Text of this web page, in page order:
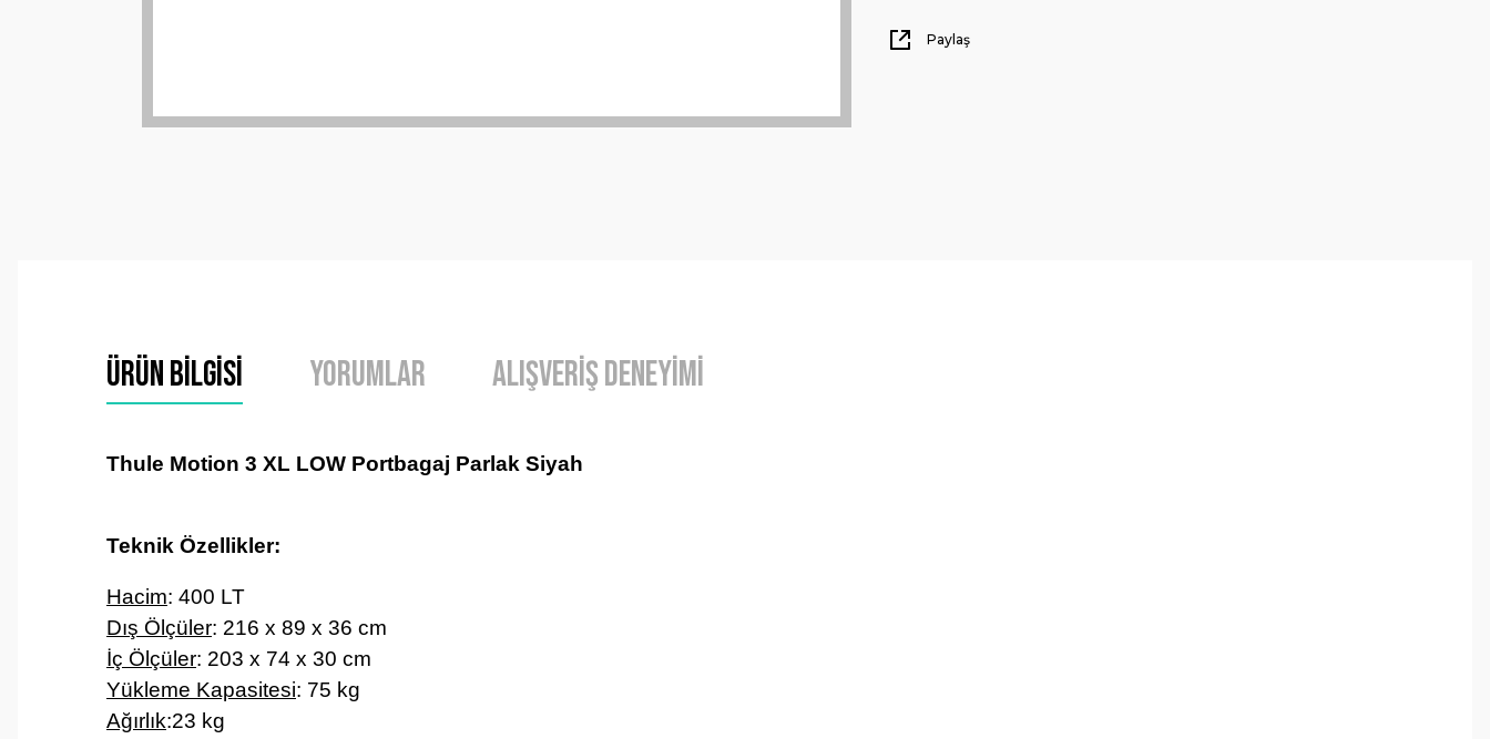
Paylaş
Ürün Bilgisi Yorumlar Alışveriş Deneyimi
Thule Motion 3 XL LOW Portbagaj Parlak Siyah
Teknik Özellikler:
Hacim: 400 LT
Dış Ölçüler: 216 x 89 x 36 cm
İç Ölçüler: 203 x 74 x 30 cm
Yükleme Kapasitesi: 75 kg
Ağırlık:23 kg